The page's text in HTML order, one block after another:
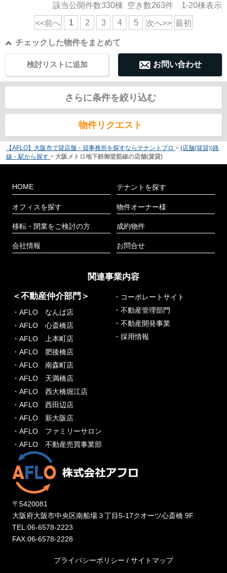
該当公開件数330棟 空き数263件 1-20棟表示
<<前へ 1 2 3 4 5 次へ>> 最初
チェックした物件をまとめて
お問い合わせ
検討リストに追加
さらに条件を絞り込む
物件リクエスト
【AFLO】大阪市で貸店舗・貸事務所を探すならテナントプロ > (店舗(賃貸))路
線・駅から探す > 大阪メトロ地下鉄御堂筋線の店舗(賃貸)
HOME
オフィスを探す
移転・閉業をご検討の方
会社情報
テナントを探す
物件オーナー様
成約物件
お問合せ
関連事業内容
＜不動産仲介部門＞
・AFLO なんば店
・AFLO 心斎橋店
・AFLO 上本町店
・AFLO 肥後橋店
・AFLO 南森町店
・AFLO 天満橋店
・AFLO 西大橋堀江店
・AFLO 西田辺店
・AFLO 新大阪店
・AFLO ファミリーサロン
・AFLO 不動産売買事業部
・コーポレートサイト
・不動産管理部門
・不動産開発事業
・採用情報
〒5420081
大阪府大阪市中央区南船場３丁目5-17クオーツ心斎橋 9F
TEL:06-6578-2223
FAX:06-6578-2228
プライバシーポリシー / サイトマップ